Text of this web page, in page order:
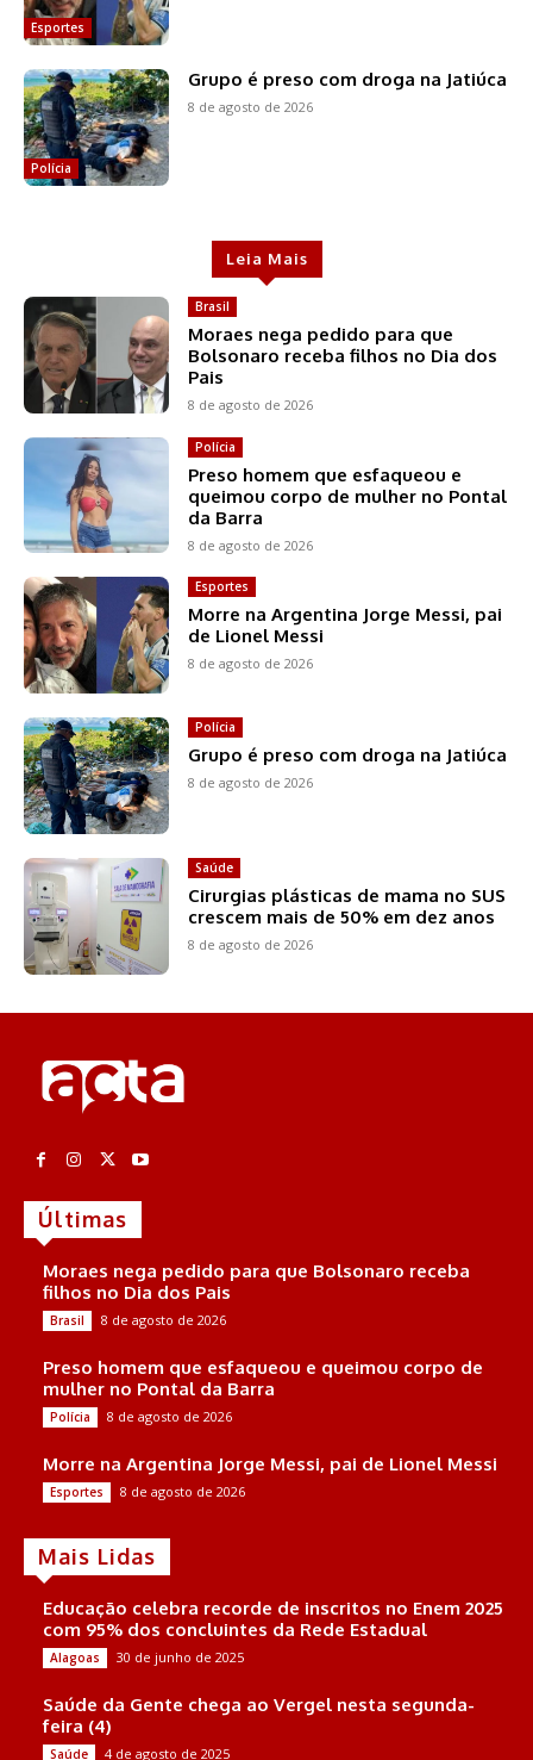
Esportes
Polícia
Grupo é preso com droga na Jatiúca
8 de agosto de 2026
Leia Mais
Brasil
Moraes nega pedido para que
Bolsonaro receba filhos no Dia dos
Pais
8 de agosto de 2026
Polícia
Preso homem que esfaqueou e
queimou corpo de mulher no Pontal
da Barra
8 de agosto de 2026
Esportes
Morre na Argentina Jorge Messi, pai
de Lionel Messi
8 de agosto de 2026
Polícia
Grupo é preso com droga na Jatiúca
8 de agosto de 2026
Saúde
Cirurgias plásticas de mama no SUS
crescem mais de 50% em dez anos
8 de agosto de 2026
Últimas
Moraes nega pedido para que Bolsonaro receba
filhos no Dia dos Pais
Brasil 8 de agosto de 2026
Preso homem que esfaqueou e queimou corpo de
mulher no Pontal da Barra
Polícia 8 de agosto de 2026
Morre na Argentina Jorge Messi, pai de Lionel Messi
Esportes 8 de agosto de 2026
Mais Lidas
Educação celebra recorde de inscritos no Enem 2025
com 95% dos concluintes da Rede Estadual
Alagoas 30 de junho de 2025
Saúde da Gente chega ao Vergel nesta segunda-
feira (4)
Saúde 4 de agosto de 2025